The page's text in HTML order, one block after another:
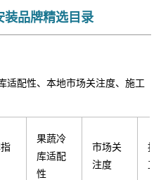
装品牌精选目录
适配性、本地市场关注度、施工
果蔬冷
库适配
性
市场关
注度
技
工